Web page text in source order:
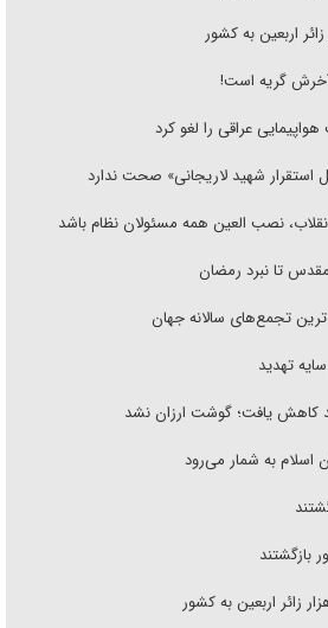
گریه است!
عراقی را لغو کرد
استقرار شهید لاریجانی» صحت ندارد
نصب العین همه مسئولان نظام باشد
مقدس تا نبرد رمضان
تجمع‌های سالانه جهان
تهدید
به شمار می‌رود